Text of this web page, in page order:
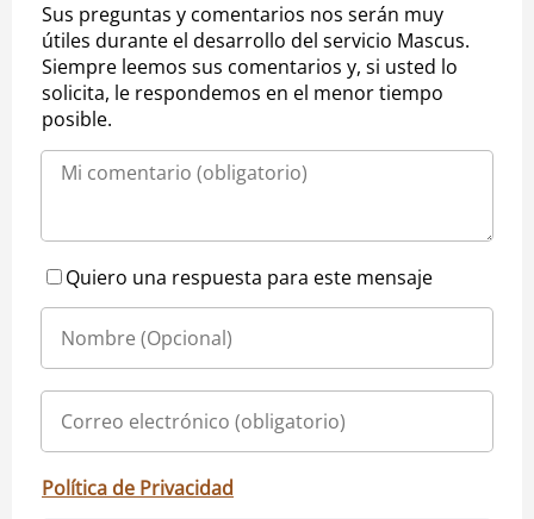
Sus preguntas y comentarios nos serán muy
útiles durante el desarrollo del servicio Mascus.
Siempre leemos sus comentarios y, si usted lo
solicita, le respondemos en el menor tiempo
posible.
Quiero una respuesta para este mensaje
Política de Privacidad